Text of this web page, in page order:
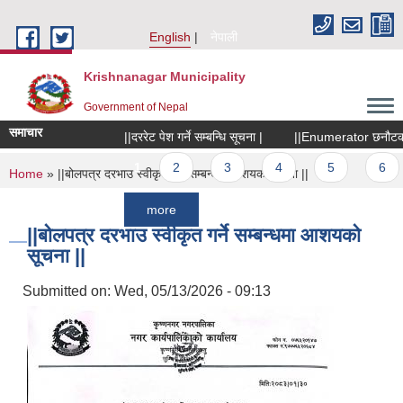
English
नेपाली
Krishnanagar Municipality
Government of Nepal
समाचार ||दररेट पेश गर्ने सम्बन्धि सूचना | ||Enumerator छनौटका
Pages
1 2 3 4 5
You are here
Home » ||बोलपत्र दरभाउ स्वीकृत गर्ने सम्बन्धमा आशयको सूचना ||
||बोलपत्र दरभाउ स्वीकृत गर्ने सम्बन्धमा आशयको
सूचना ||
Submitted on: Wed, 05/13/2026 - 09:13